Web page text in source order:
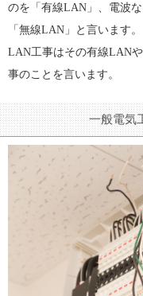
のを「有線LAN」、電波
「無線LAN」と言います。
LAN工事はその有線LAN
事のことを言います。
一般電気